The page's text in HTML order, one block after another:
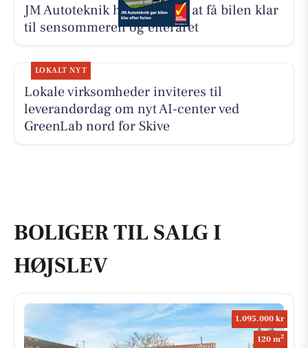
JM Autoteknik hjælper med at få bilen klar
til sensommeren og efteråret
LOKALT NYT
Lokale virksomheder inviteres til
leverandørdag om nyt AI-center ved
GreenLab nord for Skive
BOLIGER TIL SALG I
HØJSLEV
1.095.000 kr
120 m2